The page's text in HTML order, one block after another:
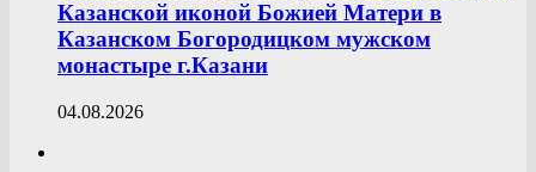
Казанской иконой Божией Матери в
Казанском Богородицком мужском
монастыре г.Казани
04.08.2026